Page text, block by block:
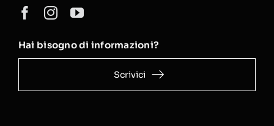
Hai bisogno di informazioni?
Scrivici